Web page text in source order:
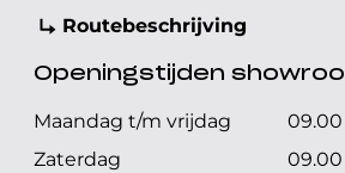
Routebeschrijving
Openingstijden
Maandag t/m vrijdag
Zaterdag